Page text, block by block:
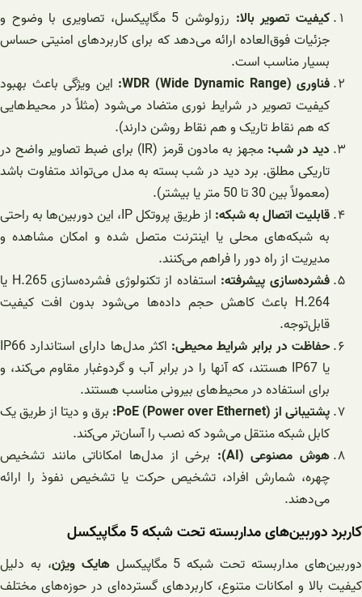
کیفیت تصویر بالا:
رزولوشن 5 مگاپیکسل، تصاویری با وضوح و
جزئیات فوق‌العاده ارائه می‌دهد که برای کاربردهای امنیتی حساس
بسیار مناسب است.
فناوری WDR (Wide Dynamic Range):
این ویژگی باعث بهبود
کیفیت تصویر در شرایط نوری متضاد می‌شود (مثلاً در محیط‌هایی
که هم نقاط تاریک و هم نقاط روشن دارند).
دید در شب:
مجهز به مادون قرمز (IR) برای ضبط تصاویر واضح در
تاریکی مطلق. برد دید در شب بسته به مدل می‌تواند متفاوت باشد
(معمولاً بین 30 تا 50 متر یا بیشتر).
قابلیت اتصال به شبکه:
از طریق پروتکل IP، این دوربین‌ها به راحتی
به شبکه‌های محلی یا اینترنت متصل شده و امکان مشاهده و
مدیریت از راه دور را فراهم می‌کنند.
فشرده‌سازی پیشرفته:
استفاده از تکنولوژی فشرده‌سازی H.265 یا
H.264 باعث کاهش حجم داده‌ها می‌شود بدون افت کیفیت
قابل‌توجه.
حفاظت در برابر شرایط محیطی:
اکثر مدل‌ها دارای استاندارد IP66
یا IP67 هستند، که آنها را در برابر آب و گردوغبار مقاوم می‌کند، و
برای استفاده در محیط‌های بیرونی مناسب هستند.
پشتیبانی از PoE (Power over Ethernet):
برق و دیتا از طریق یک
کابل شبکه منتقل می‌شود که نصب را آسان‌تر می‌کند.
هوش مصنوعی (AI):
برخی از مدل‌ها امکاناتی مانند تشخیص
چهره، شمارش افراد، تشخیص حرکت یا تشخیص نفوذ را ارائه
می‌دهند.
کاربرد دوربین‌های مداربسته تحت شبکه 5 مگاپیکسل
دوربین‌های مداربسته تحت شبکه 5 مگاپیکسل هایک ویژن، به دلیل
کیفیت بالا و امکانات متنوع، کاربردهای گسترده‌ای در حوزه‌های مختلف